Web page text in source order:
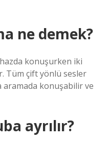
ne demek?
konuşurken iki
Tüm çift yönlü sesler
aramada konuşabilir ve
ayrılır?